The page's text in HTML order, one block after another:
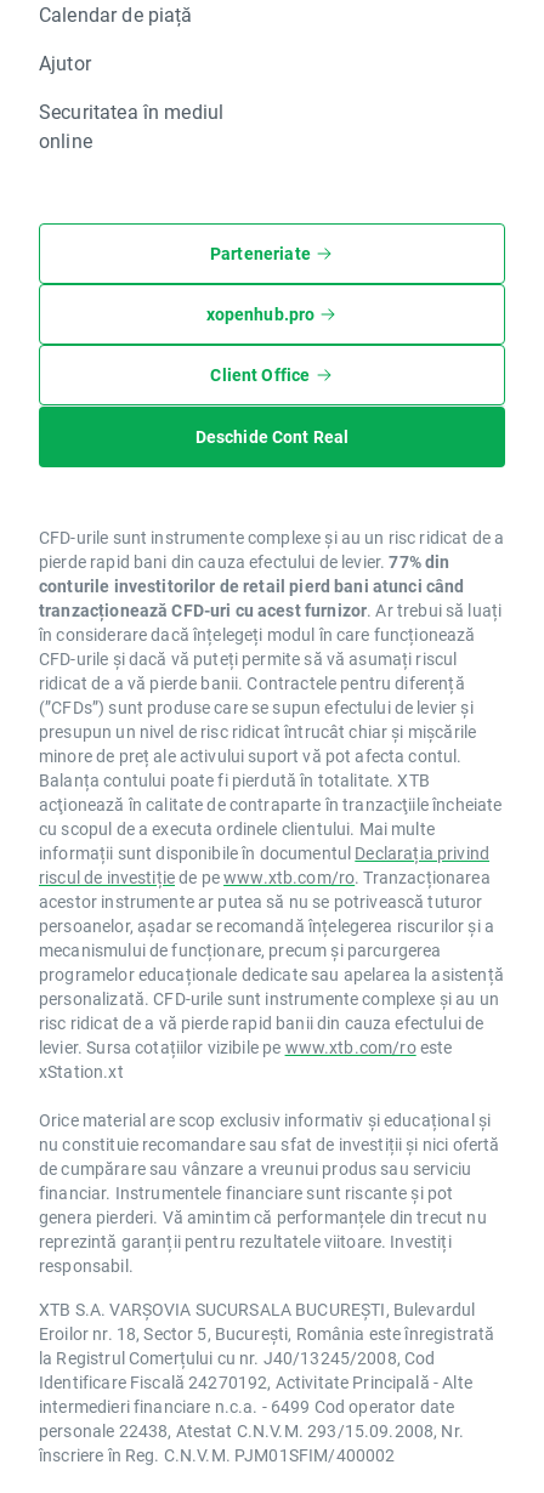
Calendar de piață
Ajutor
Securitatea în mediul
online
Parteneriate
xopenhub.pro
Client Office
Deschide Cont Real
CFD-urile sunt instrumente complexe și au un risc ridicat de a
pierde rapid bani din cauza efectului de levier.77% din
conturile investitorilor de retail pierd bani atunci când
tranzacționează CFD-uri cu acest furnizor. Ar trebui să luați
în considerare dacă înțelegeți modul în care funcționează
CFD-urile și dacă vă puteți permite să vă asumați riscul
ridicat de a vă pierde banii. Contractele pentru diferență
(”CFDs”) sunt produse care se supun efectului de levier și
presupun un nivel de risc ridicat întrucât chiar și mișcările
minore de preț ale activului suport vă pot afecta contul.
Balanța contului poate fi pierdută în totalitate. XTB
acţionează în calitate de contraparte în tranzacţiile încheiate
cu scopul de a executa ordinele clientului. Mai multe
informații sunt disponibile în documentul Declarația privind
riscul de investițiede pewww.xtb.com/ro. Tranzacționarea
acestor instrumente ar putea să nu se potrivească tuturor
persoanelor, așadar se recomandă înțelegerea riscurilor și a
mecanismului de funcționare, precum și parcurgerea
programelor educaționale dedicate sau apelarea la asistență
personalizată. CFD-urile sunt instrumente complexe și au un
risc ridicat de a vă pierde rapid banii din cauza efectului de
levier. Sursa cotațiilor vizibile pe www.xtb.com/roeste
xStation.xt
Orice material are scop exclusiv informativ și educațional și
nu constituie recomandare sau sfat de investiții și nici ofertă
de cumpărare sau vânzare a vreunui produs sau serviciu
financiar. Instrumentele financiare sunt riscante și pot
genera pierderi. Vă amintim că performanțele din trecut nu
reprezintă garanții pentru rezultatele viitoare. Investiți
responsabil.
XTB S.A. VARȘOVIA SUCURSALA BUCUREȘTI, Bulevardul
Eroilor nr. 18, Sector 5, București, România este înregistrată
la Registrul Comerțului cu nr. J40/13245/2008, Cod
Identificare Fiscală 24270192, Activitate Principală - Alte
intermedieri financiare n.c.a. - 6499 Cod operator date
personale 22438, Atestat C.N.V.M. 293/15.09.2008, Nr.
înscriere în Reg. C.N.V.M. PJM01SFIM/400002